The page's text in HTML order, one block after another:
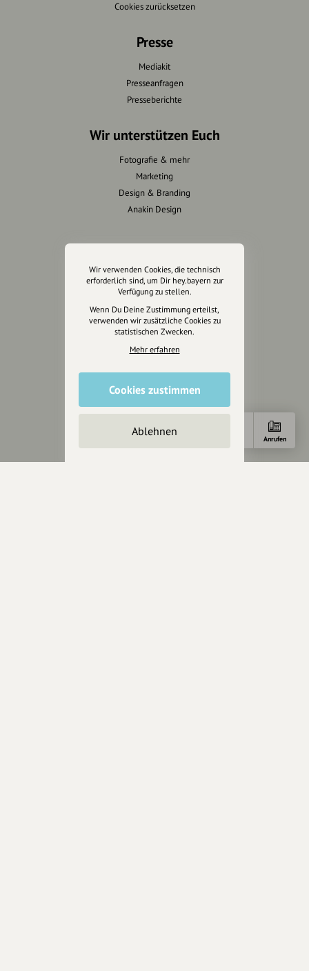
Anrufen
Cookies zurücksetzen
Presse
Mediakit
Presseanfragen
Presseberichte
Wir unterstützen Euch
Fotografie & mehr
Marketing
Design & Branding
Anakin Design
Unterstütze
unsere Plattform
hey.bayern ist ein Projekt von
uns für unsere Region und
für alle, die uns besuchen
Jetzt unterstützen
Wir verwenden Cookies, die technisch
erforderlich sind, um Dir hey.bayern zur
Verfügung zu stellen.
Wenn Du Deine Zustimmung erteilst,
verwenden wir zusätzliche Cookies zu
statistischen Zwecken.
Mehr erfahren
Cookies zustimmen
Ablehnen